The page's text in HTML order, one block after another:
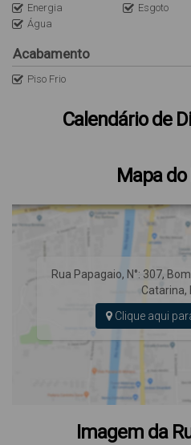
Energia Esgoto
Água
Acabamento
Piso Frio
Calendário de
Mapa do
Rua Papagaio, N°: 307,
Catarina,
Clique aqui
Imagem da